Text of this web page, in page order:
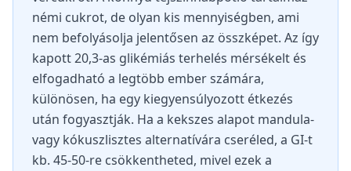
némi cukrot, de olyan kis mennyiségben, ami
nem befolyásolja jelentősen az összképet. Az így
kapott 20,3-as glikémiás terhelés mérsékelt és
elfogadható a legtöbb ember számára,
különösen, ha egy kiegyensúlyozott étkezés
után fogyasztják. Ha a kekszes alapot mandula-
vagy kókuszlisztes alternatívára cseréled, a GI-t
kb. 45-50-re csökkentheted, mivel ezek a